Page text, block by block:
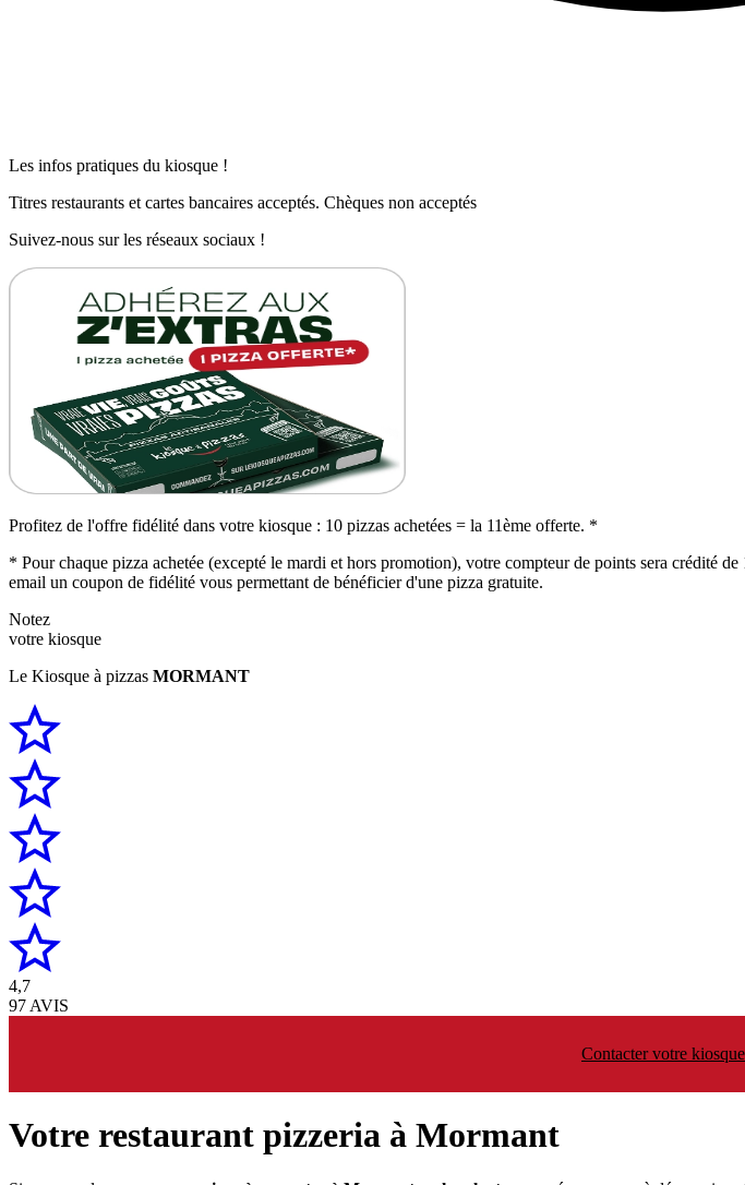
Les infos pratiques du kiosque !
Titres restaurants et cartes bancaires acceptés. Chèques non acceptés
Suivez-nous sur les réseaux sociaux !
Profitez de l'offre fidélité dans votre kiosque : 10 pizzas achetées = la 11ème offerte. *
* Pour chaque pizza achetée (excepté le mardi et hors promotion), votre compteur de points sera crédité
email un coupon de fidélité vous permettant de bénéficier d'une pizza gratuite.
Notez
votre kiosque
Le Kiosque à pizzas MORMANT
4,7
97 AVIS
Contacter votre kiosque
Votre restaurant pizzeria à Mormant